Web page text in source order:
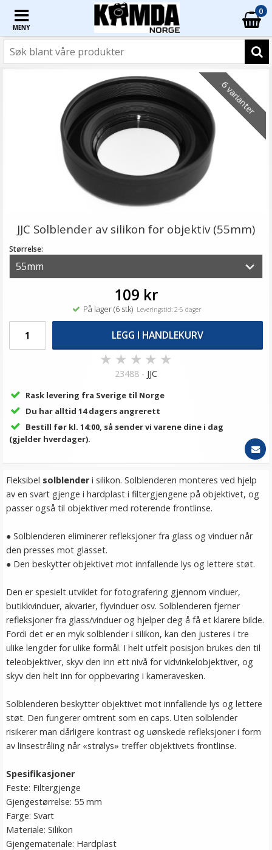
MENY
0
6 varianter
JJC Solblender av silikon for objektiv (55mm)
Størrelse:
109 kr
På lager (6 stk)Leveringstid: 2-5 dager
LEGG I HANDLEKURV
★ ★ ★ ★ ★
23488 - JJC
Rask levering fra Sverige til Norge
Du har alltid 14 dagers angrerett
Bestill før kl. 14:00, så sender vi varene dine i dag
(gjelder hverdager).
Fleksibel solblender i silikon. Solblenderen monteres ved hjelp
av en svart gjenge i hardplast i filtergjengene på objektivet, og
passer også til objektiver med roterende frontlinse.
● Solblenderen eliminerer refleksjoner fra glass og vinduer når
den presses mot glasset.
● Den beskytter objektivet mot innfallende lys og lettere støt.
Den er spesielt utviklet for fotografering gjennom vinduer,
butikkvinduer, akvarier, flyvinduer osv. Solblenderen fjerner
refleksjoner fra glass/vinduer og hjelper deg å få et klarere bilde.
Fordi det er en myk solblender i silikon, kan den justeres i tre
ulike lengder for ulike formål. I helt utfelt posisjon brukes den til
teleobjektiver, skyv den inn ett nivå for vidvinkelobjektiver, og
skyv den helt inn for oppbevaring i kameravesken.
Solblenderen beskytter objektivet mot innfallende lys og lettere
støt. Den fungerer omtrent som en caps. Uten solblender
risikerer man dårligere kontrast og uønskede refleksjoner i form
av linsestråling når «strølys» treffer objektivets frontlinse.
Spesifikasjoner
Feste: Filtergjenge
Gjengestørrelse: 55 mm
Farge: Svart
Materiale: Silikon
Gjengemateriale: Hardplast